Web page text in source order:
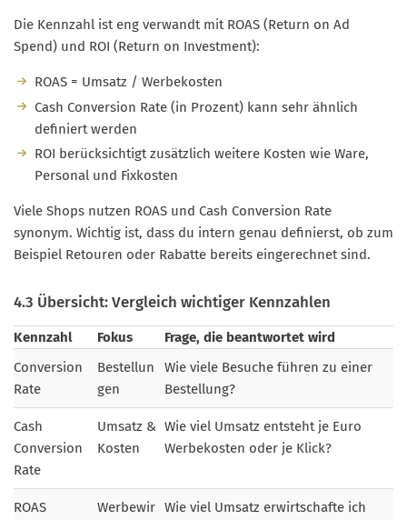
Die Kennzahl ist eng verwandt mit ROAS (Return on Ad
Spend) und ROI (Return on Investment):
ROAS = Umsatz / Werbekosten
Cash Conversion Rate (in Prozent) kann sehr ähnlich
definiert werden
ROI berücksichtigt zusätzlich weitere Kosten wie Ware,
Personal und Fixkosten
Viele Shops nutzen ROAS und Cash Conversion Rate
synonym. Wichtig ist, dass du intern genau definierst, ob zum
Beispiel Retouren oder Rabatte bereits eingerechnet sind.
4.3 Übersicht: Vergleich wichtiger Kennzahlen
Kennzahl Fokus
Frage, die beantwortet wird
Conversion
Rate
Bestellun
gen
Wie viele Besuche führen zu einer
Bestellung?
Cash
Conversion
Rate
Umsatz &
Kosten
Wie viel Umsatz entsteht je Euro
Werbekosten oder je Klick?
ROAS
Werbewir Wie viel Umsatz erwirtschafte ich